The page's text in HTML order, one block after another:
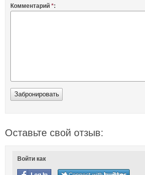
Комментарий *:
Оставьте свой отзыв:
Войти как